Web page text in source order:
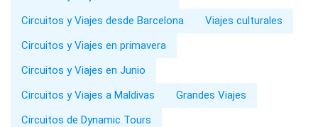
Circuitos y Viajes desde Barcelona
Viajes culturales
Circuitos y Viajes en primavera
Circuitos y Viajes en Junio
Circuitos y Viajes a Maldivas
Grandes Viajes
Circuitos de Dynamic Tours